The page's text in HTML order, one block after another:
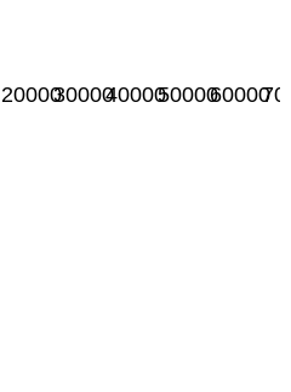
2000030000400005000060000